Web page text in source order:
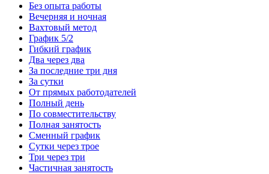
Без опыта работы
Вечерняя и ночная
Вахтовый метод
График 5/2
Гибкий график
Два через два
За последние три дня
За сутки
От прямых работодателей
Полный день
По совместительству
Полная занятость
Сменный график
Сутки через трое
Три через три
Частичная занятость